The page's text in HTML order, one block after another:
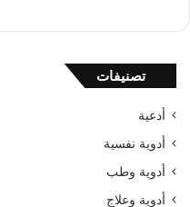
تصنيفات
أدعية
أدوية نفسية
أدوية وطب
أدوية وعلاج